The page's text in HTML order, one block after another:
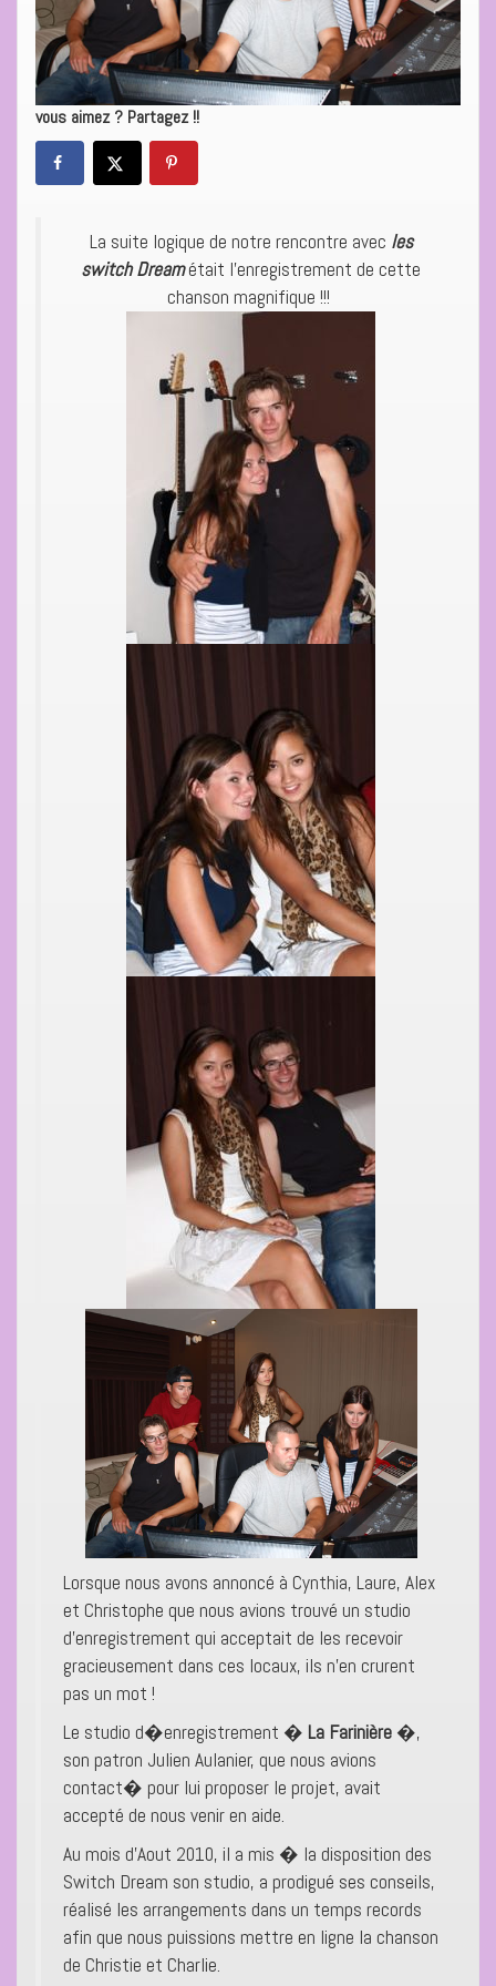
vous aimez ? Partagez !!
La suite logique de notre rencontre avec les
switch Dreamétait l’enregistrement de cette
chanson magnifique !!!
Lorsque nous avons annoncé à Cynthia, Laure, Alex
et Christophe que nous avions trouvé un studio
d’enregistrement qui acceptait de les recevoir
gracieusement dans ces locaux, ils n’en crurent
pas un mot !
Le studio d�enregistrement � La Farinière �,
son patron Julien Aulanier, que nous avions
contact� pour lui proposer le projet, avait
accepté de nous venir en aide.
Au mois d’Aout 2010, il a mis � la disposition des
Switch Dream son studio, a prodigué ses conseils,
réalisé les arrangements dans un temps records
afin que nous puissions mettre en ligne la chanson
de Christie et Charlie.